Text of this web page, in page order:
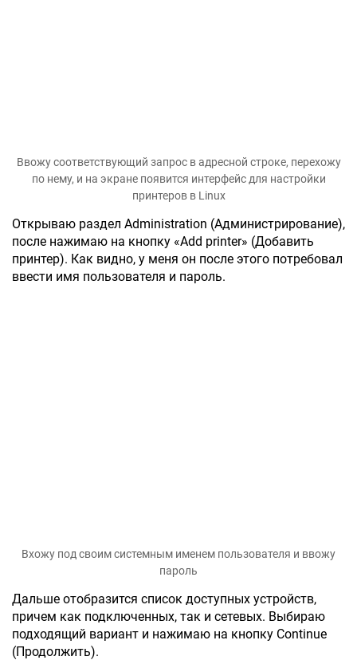
Ввожу соответствующий запрос в адресной строке, перехожу
по нему, и на экране появится интерфейс для настройки
принтеров в Linux
Открываю раздел Administration (Администрирование),
после нажимаю на кнопку «Add printer» (Добавить
принтер). Как видно, у меня он после этого потребовал
ввести имя пользователя и пароль.
Вхожу под своим системным именем пользователя и ввожу
пароль
Дальше отобразится список доступных устройств,
причем как подключенных, так и сетевых. Выбираю
подходящий вариант и нажимаю на кнопку Continue
(Продолжить).